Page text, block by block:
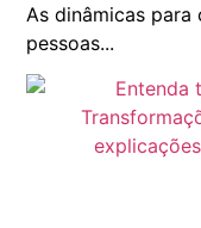
As dinâmicas
pessoas...